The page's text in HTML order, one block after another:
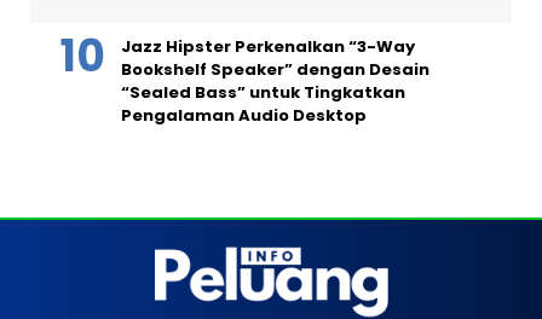
Jazz Hipster Perkenalkan “3-Way
Bookshelf Speaker” dengan Desain
“Sealed Bass” untuk Tingkatkan
Pengalaman Audio Desktop